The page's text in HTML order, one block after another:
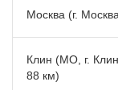
Москва (г.
Клин (МО, г.
88 км)